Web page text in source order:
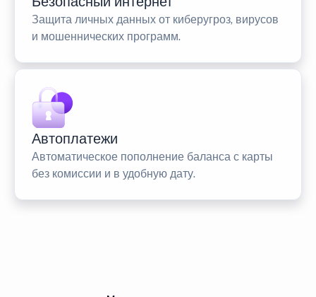
Защита личных данных от киберугроз, вирусов
и мошеннических программ.
Автоплатежи
Автоматическое пополнение баланса с карты
без комиссии и в удобную дату.